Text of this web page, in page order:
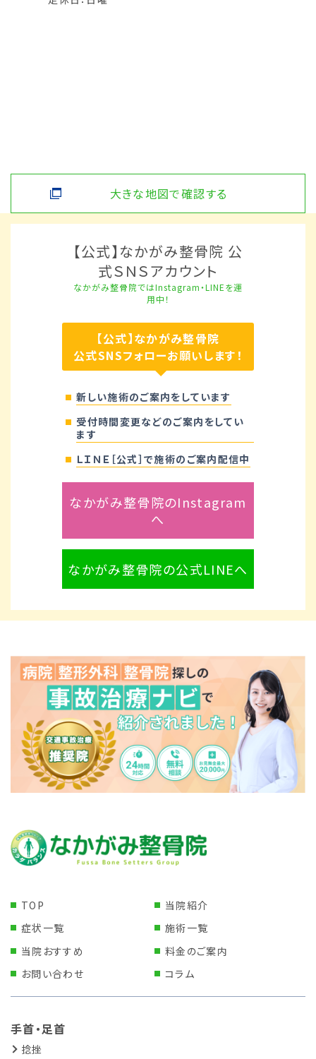
大きな地図で確認する
【公式】なかがみ整骨院 公
式ＳＮＳアカウント
なかがみ整骨院ではInstagram・LINEを運
用中！
【公式】なかがみ整骨院
公式SNSフォローお願いします！
新しい施術のご案内をしています
受付時間変更などのご案内をしてい
ます
ＬＩＮＥ［公式］で施術のご案内配信中
なかがみ整骨院のInstagram
へ
なかがみ整骨院の公式LINEへ
TOP
当院紹介
症状一覧
施術一覧
当院おすすめ
料金のご案内
お問い合わせ
コラム
手首・足首
捻挫